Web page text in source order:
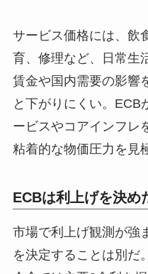
サービス価格には、飲
育、修理など、日常生
賃金や国内需要の影響
と下がりにくい。ECB
ービスやコアインフレ
粘着的な物価圧力を見
ECBは利上げを決め
市場で利上げ観測が強
を決定することは別だ